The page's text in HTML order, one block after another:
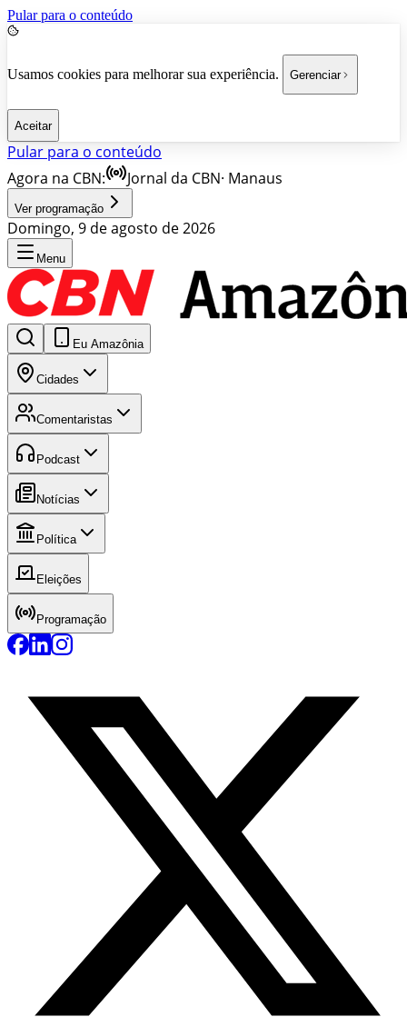
Pular para o conteúdo
Usamos cookies para melhorar sua experiência. Gerenciar
Aceitar
Pular para o conteúdo
Agora na CBN:
Jornal da CBN· Manaus
Ver programação
Domingo, 9 de agosto de 2026
Menu
Eu Amazônia
Cidades
Comentaristas
Podcast
Notícias
Política
Eleições
Programação